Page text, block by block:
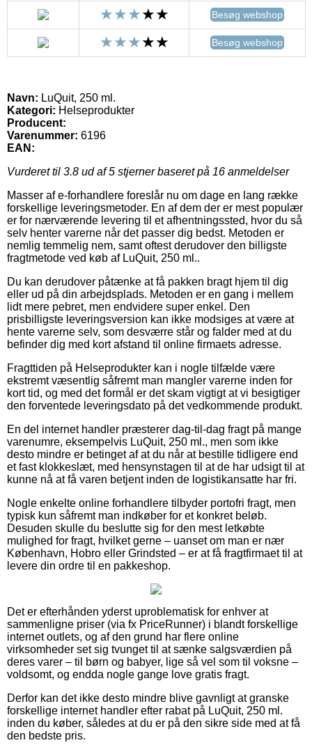
Besøg webshop
Besøg webshop
Navn: LuQuit, 250 ml.
Kategori: Helseprodukter
Producent:
Varenummer: 6196
EAN:
Vurderet til 3.8 ud af 5 stjerner baseret på 16 anmeldelser
Masser af e-forhandlere foreslår nu om dage en lang række
forskellige leveringsmetoder. En af dem der er mest populær
er for nærværende levering til et afhentningssted, hvor du så
selv henter varerne når det passer dig bedst. Metoden er
nemlig temmelig nem, samt oftest derudover den billigste
fragtmetode ved køb af LuQuit, 250 ml..
Du kan derudover påtænke at få pakken bragt hjem til dig
eller ud på din arbejdsplads. Metoden er en gang i mellem
lidt mere pebret, men endvidere super enkel. Den
prisbilligste leveringsversion kan ikke modsiges at være at
hente varerne selv, som desværre står og falder med at du
befinder dig med kort afstand til online firmaets adresse.
Fragttiden på Helseprodukter kan i nogle tilfælde være
ekstremt væsentlig såfremt man mangler varerne inden for
kort tid, og med det formål er det skam vigtigt at vi besigtiger
den forventede leveringsdato på det vedkommende produkt.
En del internet handler præsterer dag-til-dag fragt på mange
varenumre, eksempelvis LuQuit, 250 ml., men som ikke
desto mindre er betinget af at du når at bestille tidligere end
et fast klokkeslæt, med hensynstagen til at de har udsigt til at
kunne nå at få varen betjent inden de logistikansatte har fri.
Nogle enkelte online forhandlere tilbyder portofri fragt, men
typisk kun såfremt man indkøber for et konkret beløb.
Desuden skulle du beslutte sig for den mest letkøbte
mulighed for fragt, hvilket gerne – uanset om man er nær
København, Hobro eller Grindsted – er at få fragtfirmaet til at
levere din ordre til en pakkeshop.
Det er efterhånden yderst uproblematisk for enhver at
sammenligne priser (via fx PriceRunner) i blandt forskellige
internet outlets, og af den grund har flere online
virksomheder set sig tvunget til at sænke salgsværdien på
deres varer – til børn og babyer, lige så vel som til voksne –
voldsomt, og endda nogle gange love gratis fragt.
Derfor kan det ikke desto mindre blive gavnligt at granske
forskellige internet handler efter rabat på LuQuit, 250 ml.
inden du køber, således at du er på den sikre side med at få
den bedste pris.